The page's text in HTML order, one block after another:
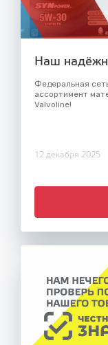
Наш
Федеральная
ассортимент
Valvoline!
12 декабря 2025